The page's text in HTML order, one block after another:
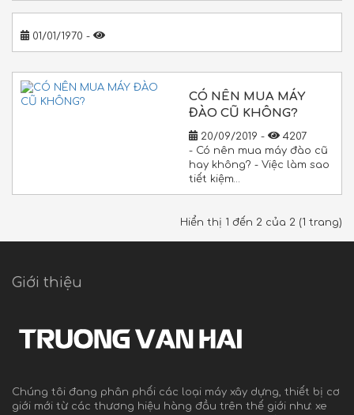
01/01/1970 -
CÓ NÊN MUA MÁY
ĐÀO CŨ KHÔNG?
20/09/2019 -
4207
- Có nên mua máy đào cũ
hay không? - Việc làm sao
tiết kiệm…
Hiển thị 1 đến 2 của 2 (1 trang)
Giới thiệu
Chúng tôi đang phân phối các loại máy xây dựng, thiết bị cơ
giới mới từ các thương hiệu hàng đầu trên thế giới như: xe